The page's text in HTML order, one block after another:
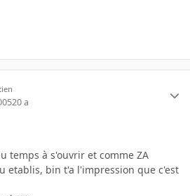
20 a
temps à s'ouvrir et comme ZA
etablis, bin t'a l'impression que c'est